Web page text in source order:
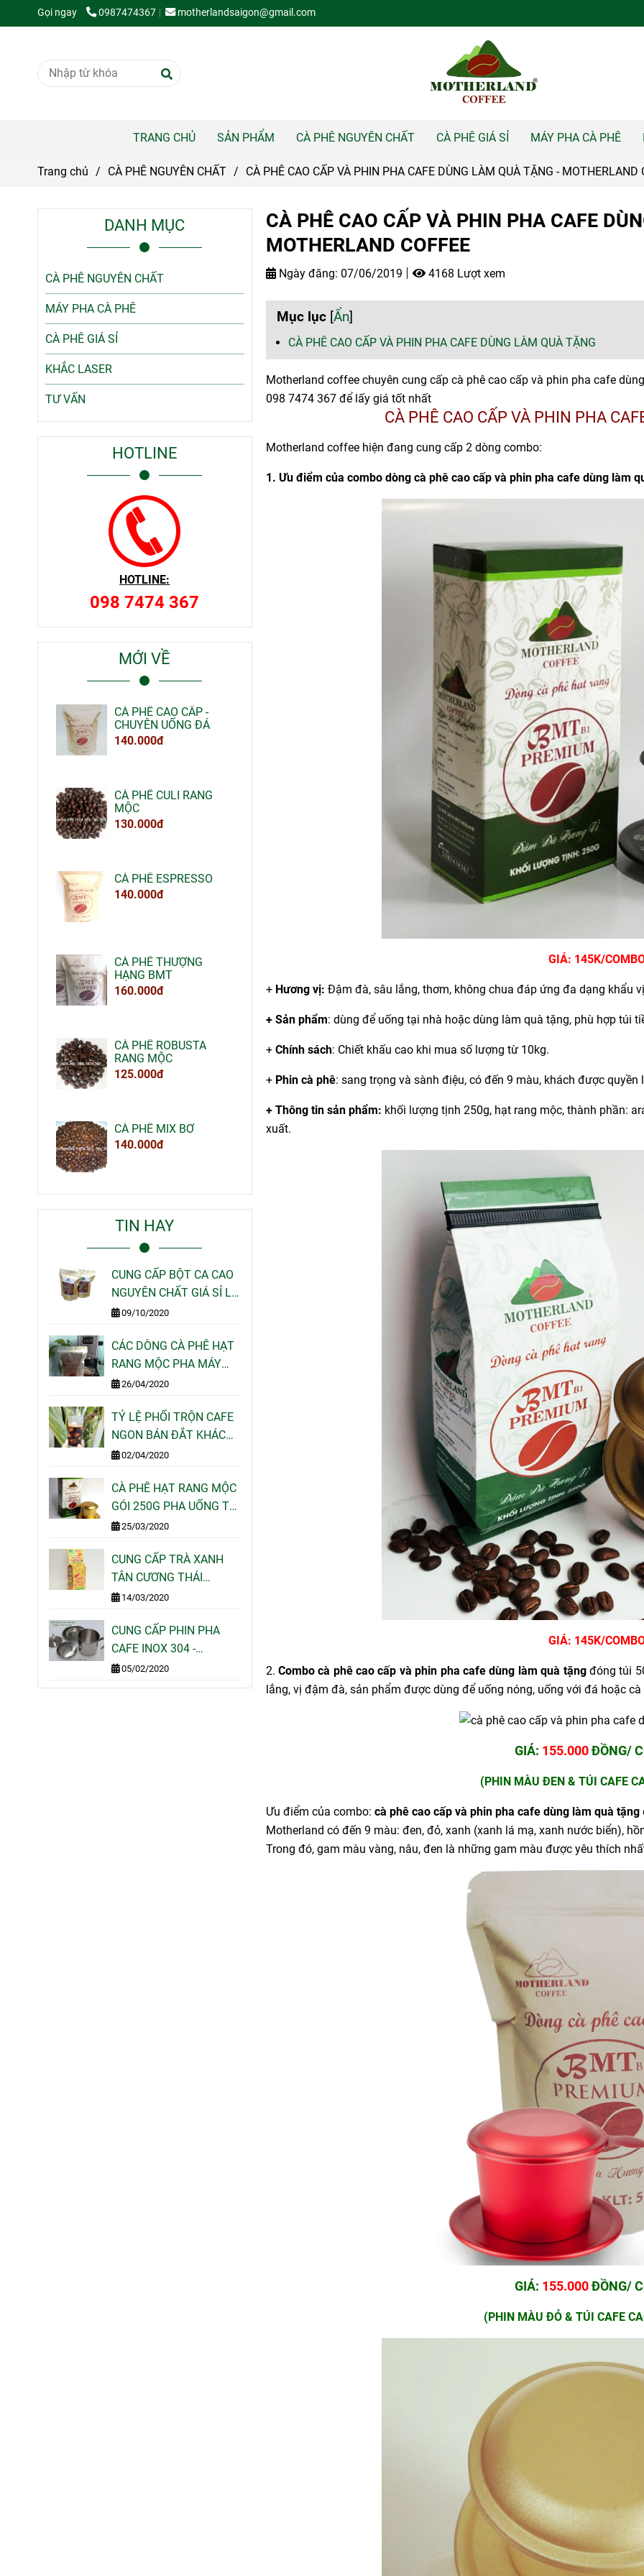
Gọi ngay 0987474367 motherlandsaigon@gmail.com
TRANG CHỦ SẢN PHẨM CÀ PHÊ NGUYÊN CHẤT CÀ PHÊ GIÁ SỈ MÁY PHA CÀ PHÊ
Trang chủ / CÀ PHÊ NGUYÊN CHẤT / CÀ PHÊ CAO CẤP VÀ PHIN PHA CAFE DÙNG LÀM QUÀ TẶNG - MOTHERLAND
CÀ PHÊ CAO CẤP VÀ PHIN PHA CAFE
MOTHERLAND COFFEE
Ngày đăng: 07/06/2019 4168 Lượt xem
Mục lục [Ẩn]
CÀ PHÊ CAO CẤP VÀ PHIN PHA CAFE DÙNG LÀM QUÀ TẶNG
Motherland coffee chuyên cung cấp cà phê cao cấp và phin pha cafe
098 7474 367 để lấy giá tốt nhất
CÀ PHÊ CAO CẤP VÀ PHIN PHA
Motherland coffee hiện đang cung cấp 2 dòng combo:
1. Ưu điểm của combo dòng cà phê cao cấp và phin pha cafe dùng làm
GIÁ: 145K/
+ Hương vị: Đậm đà, sâu lắng, thơm, không chua đáp ứng đa dạng khẩu
+ Sản phẩm: dùng để uống tại nhà hoặc dùng làm quà tặng, phù hợp túi
+ Chính sách: Chiết khấu cao khi mua số lượng từ 10kg.
+ Phin cà phê: sang trọng và sành điệu, có đến 9 màu, khách được
+ Thông tin sản phẩm: khối lượng tịnh 250g, hạt rang mộc, thành phần:
xuất.
GIÁ: 145K/
2. Combo cà phê cao cấp và phin pha cafe dùng làm quà tặngđóng túi
lắng, vị đậm đà, sản phẩm được dùng để uống nóng, uống với đá hoặc
GIÁ: 155.000ĐỒNG/
(PHIN MÀU ĐEN & TÚI CAFE
Ưu điểm của combo: cà phê cao cấp và phin pha cafe dùng làm quà tặng
Motherland có đến 9 màu: đen, đỏ, xanh (xanh lá mạ, xanh nước biển),
Trong đó, gam màu vàng, nâu, đen là những gam màu được yêu thích
GIÁ: 155.000ĐỒNG/
(PHIN MÀU ĐỎ & TÚI CAFE
DANH MỤC
CÀ PHÊ NGUYÊN CHẤT
MÁY PHA CÀ PHÊ
CÀ PHÊ GIÁ SỈ
KHẮC LASER
TƯ VẤN
HOTLINE
HOTLINE:
098 7474 367
MỚI VỀ
CÀ PHÊ CAO CẤP -
CHUYÊN UỐNG ĐÁ
140.000đ
CÀ PHÊ CULI RANG
MỘC
130.000đ
CÀ PHÊ ESPRESSO
140.000đ
CÀ PHÊ THƯỢNG
HẠNG BMT
160.000đ
CÀ PHÊ ROBUSTA
RANG MỘC
125.000đ
CÀ PHÊ MIX BƠ
140.000đ
TIN HAY
CUNG CẤP BỘT CA CAO
NGUYÊN CHẤT GIÁ SỈ LẺ
CHO QUÁN CAFE TẠI
09/10/2020
CÁC DÒNG CÀ PHÊ HẠT
RANG MỘC PHA MÁY
ESPRESSO NGON CỦA
26/04/2020
TỶ LỆ PHỐI TRỘN CAFE
NGON BÁN ĐẮT KHÁCH
NHẤT HIỆN NAY
02/04/2020
CÀ PHÊ HẠT RANG MỘC
GÓI 250G PHA UỐNG TẠI
NHÀ - MOTHERLAND
25/03/2020
CUNG CẤP TRÀ XANH
TÂN CƯƠNG THÁI
NGUYÊN GÓI 100G 200G
14/03/2020
CUNG CẤP PHIN PHA
CAFE INOX 304 -
MOTHERLAND COFFEE
05/02/2020